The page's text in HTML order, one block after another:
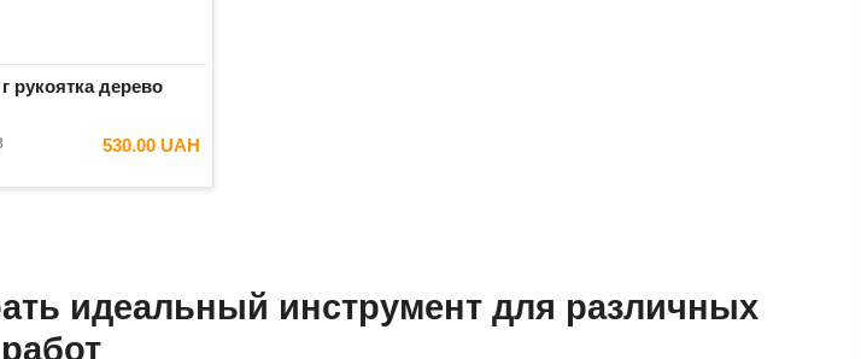
рукоятка дерево
530.00 UAH
идеальный инструмент для различных
работ